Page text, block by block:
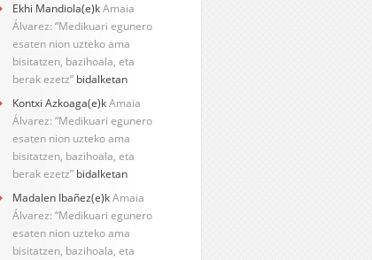
Ekhi Mandiola(e)kAmaia
Álvarez: “Medikuari egunero
esaten nion uzteko ama
bisitatzen, bazihoala, eta
berak ezetz” bidalketan
Kontxi Azkoaga(e)kAmaia
Álvarez: “Medikuari egunero
esaten nion uzteko ama
bisitatzen, bazihoala, eta
berak ezetz” bidalketan
Madalen Ibañez(e)kAmaia
Álvarez: “Medikuari egunero
esaten nion uzteko ama
bisitatzen, bazihoala, eta